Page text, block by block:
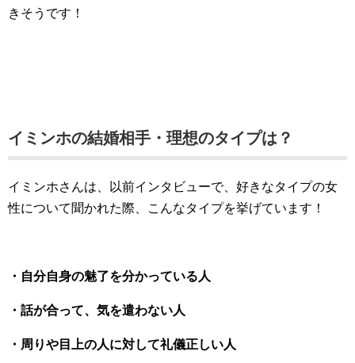
きそうです！
イミンホの結婚相手・理想のタイプは？
イミンホさんは、以前インタビューで、好きなタイプの女
性について聞かれた際、こんなタイプを挙げています！
・自分自身の魅了を分かっている人
・話が合って、気を遣わない人
・周りや目上の人に対して礼儀正しい人